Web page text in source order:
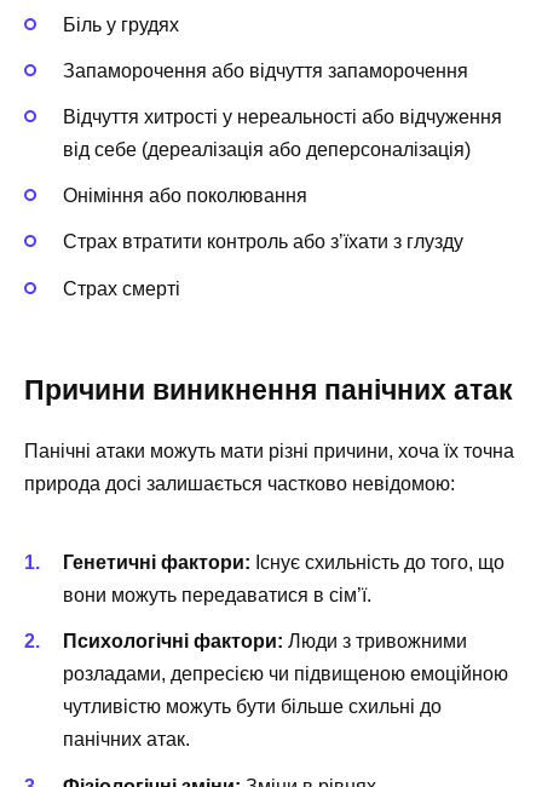
Біль у грудях
Запаморочення або відчуття запаморочення
Відчуття хитрості у нереальності або відчуження
від себе (дереалізація або деперсоналізація)
Оніміння або поколювання
Страх втратити контроль або з’їхати з глузду
Страх смерті
Причини виникнення панічних атак
Панічні атаки можуть мати різні причини, хоча їх точна
природа досі залишається частково невідомою:
Генетичні фактори: Існує схильність до того, що
вони можуть передаватися в сім’ї.
Психологічні фактори: Люди з тривожними
розладами, депресією чи підвищеною емоційною
чутливістю можуть бути більше схильні до
панічних атак.